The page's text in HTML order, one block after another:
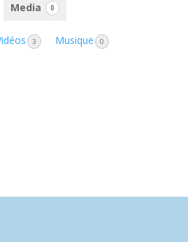
Media 0
3 Musique 0